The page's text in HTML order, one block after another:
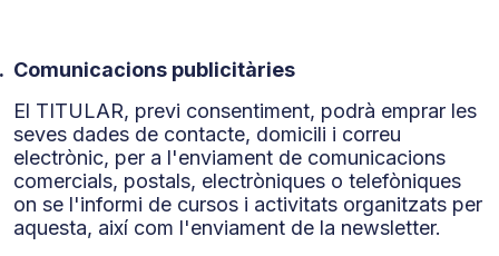
Comunicacions publicitàries
El TITULAR, previ consentiment, podrà emprar les
seves dades de contacte, domicili i correu
electrònic, per a l'enviament de comunicacions
comercials, postals, electròniques o telefòniques
on se l'informi de cursos i activitats organitzats per
aquesta, així com l'enviament de la newsletter.